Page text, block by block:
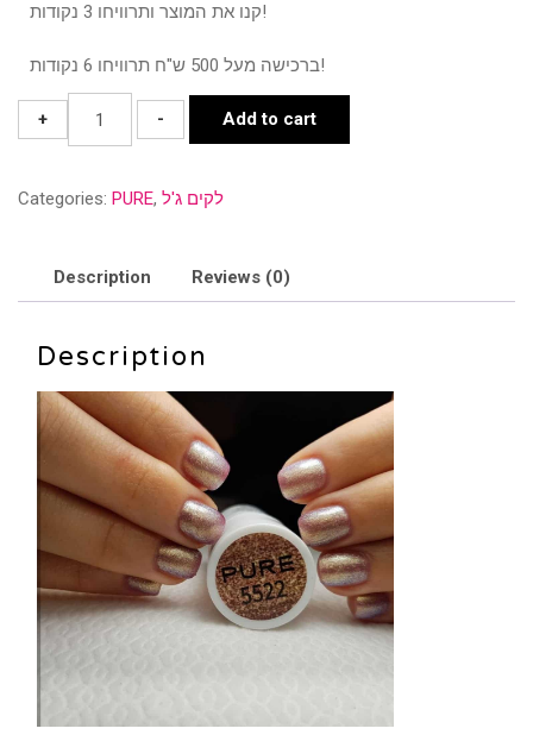
קנו את המוצר ותרוויחו 3 נקודות!
ברכישה מעל 500 ש"ח תרוויחו 6 נקודות!
+
PURE
5522
- Add to cart
Categories: PURE, לקים ג'ל
Description Reviews (0)
Description